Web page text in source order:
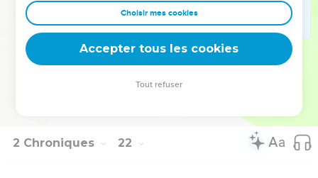
année, les intestins de Joram sortirent en raison de la
maladie. Il mourut dans de violentes souffrances et son
peuple ne brûla pas de parfums en son honneur, comme il
l'avait fait pour ses ancêtres.
Il avait 32 ans lorsqu'il devint roi et il régna 8 ans à
2 Chroniques 22
Choisir mes cookies
Accepter tous les cookies
Tout refuser